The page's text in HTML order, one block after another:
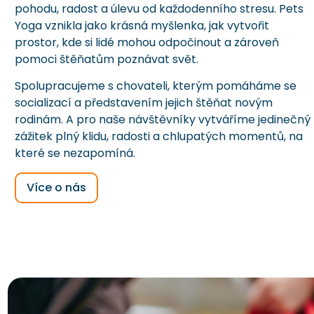
pohodu, radost a úlevu od každodenního stresu. Pets
Yoga vznikla jako krásná myšlenka, jak vytvořit
prostor, kde si lidé mohou odpočinout a zároveň
pomoci štěňatům poznávat svět.
Spolupracujeme s chovateli, kterým pomáháme se
socializací a představením jejich štěňat novým
rodinám. A pro naše návštěvníky vytváříme jedinečný
zážitek plný klidu, radosti a chlupatých momentů, na
které se nezapomíná.
Více o nás